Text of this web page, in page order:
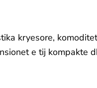
kryesore,
e tij kompakte